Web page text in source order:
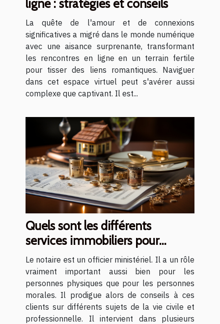
ligne : stratégies et conseils
La quête de l'amour et de connexions
significatives a migré dans le monde numérique
avec une aisance surprenante, transformant
les rencontres en ligne en un terrain fertile
pour tisser des liens romantiques. Naviguer
dans cet espace virtuel peut s'avérer aussi
complexe que captivant. Il est...
Quels sont les différents
services immobiliers pour
lesquels il est judicieux de
recourir à un notaire ?
Le notaire est un officier ministériel. Il a un rôle
vraiment important aussi bien pour les
personnes physiques que pour les personnes
morales. Il prodigue alors de conseils à ces
clients sur différents sujets de la vie civile et
professionnelle. Il intervient dans plusieurs